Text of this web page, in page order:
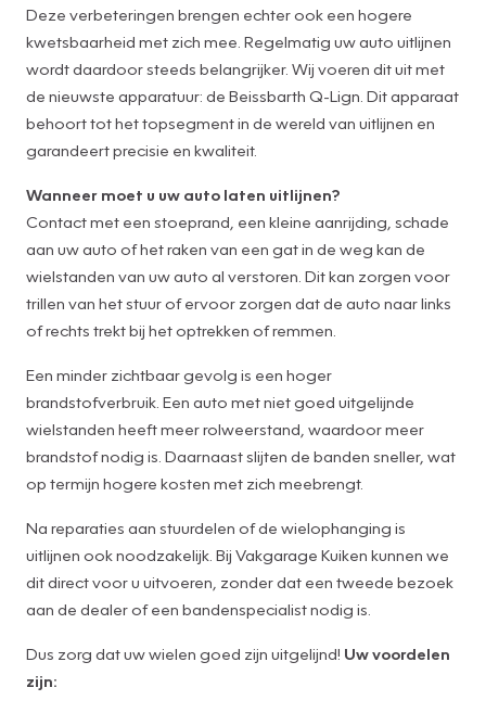
Deze verbeteringen brengen echter ook een hogere
kwetsbaarheid met zich mee. Regelmatig uw auto uitlijnen
wordt daardoor steeds belangrijker. Wij voeren dit uit met
de nieuwste apparatuur: de Beissbarth Q-Lign. Dit apparaat
behoort tot het topsegment in de wereld van uitlijnen en
garandeert precisie en kwaliteit.
Wanneer moet u uw auto laten uitlijnen?
Contact met een stoeprand, een kleine aanrijding, schade
aan uw auto of het raken van een gat in de weg kan de
wielstanden van uw auto al verstoren. Dit kan zorgen voor
trillen van het stuur of ervoor zorgen dat de auto naar links
of rechts trekt bij het optrekken of remmen.
Een minder zichtbaar gevolg is een hoger
brandstofverbruik. Een auto met niet goed uitgelijnde
wielstanden heeft meer rolweerstand, waardoor meer
brandstof nodig is. Daarnaast slijten de banden sneller, wat
op termijn hogere kosten met zich meebrengt.
Na reparaties aan stuurdelen of de wielophanging is
uitlijnen ook noodzakelijk. Bij Vakgarage Kuiken kunnen we
dit direct voor u uitvoeren, zonder dat een tweede bezoek
aan de dealer of een bandenspecialist nodig is.
Dus zorg dat uw wielen goed zijn uitgelijnd! Uw voordelen
zijn: